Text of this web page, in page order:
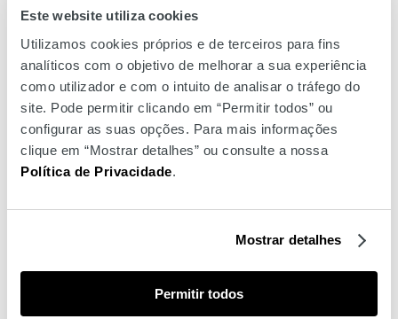
Este website utiliza cookies
Utilizamos cookies próprios e de terceiros para fins
analíticos com o objetivo de melhorar a sua experiência
como utilizador e com o intuito de analisar o tráfego do
site. Pode permitir clicando em “Permitir todos” ou
configurar as suas opções. Para mais informações
clique em “Mostrar detalhes” ou consulte a nossa
Política de Privacidade.
Mostrar detalhes
Permitir todos
escuras, para um tom mais luminoso e jovem.
Este hidratante diário de absorção rápida reduz a aparência
simultaneamente a firmeza e promovendo a resplandecência
da pele.
Ideal para todos os tipos de pele, incluindo peles sensíveis,
ajuda a proteger das influências ambientais como a poluição